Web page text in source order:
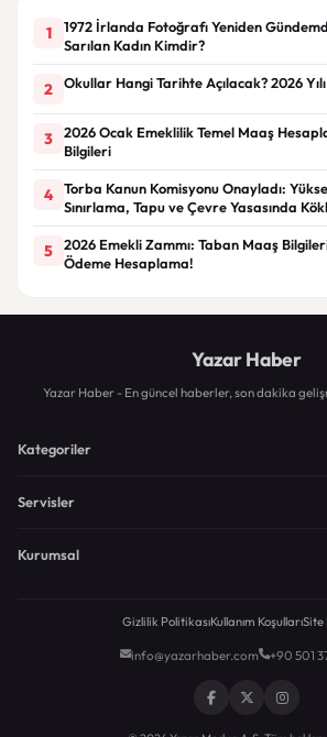
1
1972 İrlanda Fotoğrafı Yeniden
Sarılan Kadın Kimdir?
2 Okullar Hangi Tarihte Açılacak? 2026
3
2026 Ocak Emeklilik Temel Maaş
Bilgileri
4
Torba Kanun Komisyonu Onayladı:
Sınırlama, Tapu ve Çevre Yasasında
5
2026 Emekli Zammı: Taban Maaş
Ödeme Hesaplama!
Yazar Haber
Yazar Haber - En güncel haberler, son dakika
Kategoriler
Servisler
Kurumsal
Gizlilik PolitikasıKullanım KoşullarıSite
info@yazarhaber.com +90 501